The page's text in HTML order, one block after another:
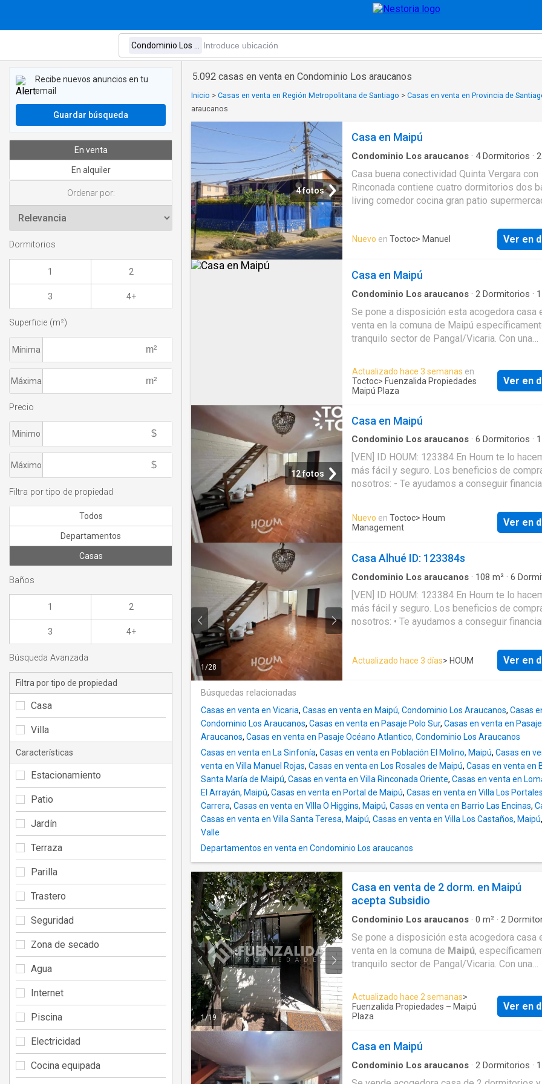
5.092 casas en venta en Condominio Los araucanos
Inicio > Casas en venta en Región Metropolitana de Santiago > Casas en venta en Provincia de
araucanos
4 fotos
Casa en Maipú
Condominio Los araucanos · 4Dormitorios · 2
Casa buena conectividad Quinta Vergara con
Rinconada contiene cuatro dormitorios dos
living comedor cocina gran patio
Nuevo en Toctoc> Manuel Ver en
Casa en Maipú
Condominio Los araucanos · 2 Dormitorios · 1
Se pone a disposición esta acogedora casa
venta en la comuna de Maipú
tranquilo sector de Pangal/Vicaria. Con una
en un terreno de 130 m2. La orientación
Oriente asegura una iluminación óptima
funcional ideal para quienes buscan un
encuentra en una zona con excelentes
servicios lo que garantiza una óptima
vida para sus residentes. El precio de venta
Pesos 92000000 una oportunidad única para
Maipú. Para más información o agendar una
dude en contactarnos
Actualizado hace 3 semanas en
Toctoc> Fuenzalida Propiedades
Maipú Plaza
Ver en
12 fotos
Casa en Maipú
Condominio Los araucanos · 6 Dormitorios · 1
Casa
[VEN] ID HOUM: 123384 En Houm te lo
más fácil y seguro. Los beneficios de
nosotros: - Te ayudamos a conseguir
y seguimiento de todo el proceso -
+ IVA ¡Solo te preocupas de las firmas! Casa
de 132.00 m². Sus principales características
6 dormitorios - 1 baño - Admite mascotas -
construcción: 1999 Si compras con nosotros
brindamos asesoría personalizada durante
proceso. Más que una corredora somos
Nuevo en Toctoc> Houm
Management
Ver en
1 /28
Casa Alhué ID: 123384s
Condominio Los araucanos · 108 m² · 6
1
Baño
[VEN] ID HOUM: 123384 En Houm te lo hacemos
más fácil y seguro. Los beneficios de
nosotros: • Te ayudamos a conseguir financiamiento
+ IVA ¡Solo te preocupas de las firmas! Casa en
6 dormitorios • 1 baño • Admite mascotas • Año de
construcción: 1999 Si compras con nosotros, te
brindamos asesoría personalizada durante
proceso. Más que una corredora, somos Houm.
*Aplican T&C
Actualizado hace 3 días> HOUM Ver en
Búsquedas relacionadas
Casas en venta en Vicaria, Casas en venta en Maipú, Condominio Los Araucanos, Casas
Condominio Los Araucanos, Casas en venta en Pasaje Polo Sur, Casas en venta en
Araucanos, Casas en venta en Pasaje Océano Atlantico, Condominio Los Araucanos
Casas en venta en La Sinfonía, Casas en venta en Población El Molino, Maipú, Casas en
venta en Villa Manuel Rojas, Casas en venta en Los Rosales de Maipú, Casas en venta en
Santa María de Maipú, Casas en venta en Villa Rinconada Oriente, Casas en venta en
El Arrayán, Maipú, Casas en venta en Portal de Maipú, Casas en venta en Villa Los Portales
Carrera, Casas en venta en VIlla O Higgins, Maipú, Casas en venta en Barrio Las Encinas,
Casas en venta en Villa Santa Teresa, Maipú, Casas en venta en Villa Los Castaños, Maipú,
Valle
Departamentos en venta en Condominio Los araucanos
1/19
Casa en venta de 2 dorm. en Maipú
acepta Subsidio
Condominio Los araucanos · 0 m² · 2
Se pone a disposición esta acogedora casa
venta en la comuna de Maipú,
tranquilo sector de Pangal/Vicaria. Con una
dormitorios y 1 baño en 77 m2 totales,
en un terreno de 130 m2. La orientación
Oriente asegura una iluminación óptima
para quienes buscan un espacio cómodo y
Actualizado hace 2 semanas>
Fuenzalida Propiedades – Maipú
Plaza
Ver en
Casa en Maipú
Condominio Los araucanos · 2 Dormitorios · 1
Recibe nuevos anuncios en tu
email
Guardar búsqueda
En venta
En alquiler
Ordenar por:
Dormitorios
1 2
3 4+
Superficie (m²)
Mínima
Máxima
Precio
Mínimo
Máximo
Filtra por tipo de propiedad
Todos
Departamentos
Casas
Baños
1 2
3 4+
Búsqueda Avanzada
Filtra por tipo de propiedad
Casa
Villa
Características
Estacionamiento
Patio
Jardín
Terraza
Parilla
Trastero
Seguridad
Zona de secado
Agua
Internet
Piscina
Electricidad
Cocina equipada